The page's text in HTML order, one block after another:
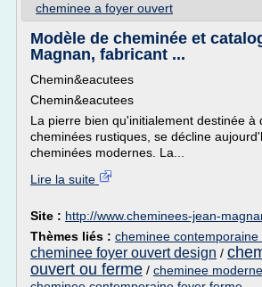
cheminee a foyer ouvert
Modèle de cheminée et
Magnan, fabricant ...
Chemin&eacutees
Chemin&eacutees
La pierre bien qu'initialement destinée à
cheminées rustiques, se décline
cheminées modernes. La...
Lire la suite
Site : http://www.cheminees-jean-
Thèmes liés : cheminee
cheminee foyer ouvert design /
ouvert ou ferme / cheminee